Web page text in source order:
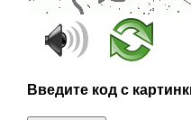
Введите код с